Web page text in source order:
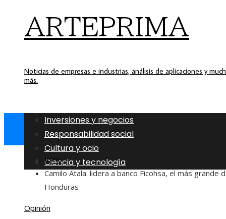
ARTEPRIMA
Noticias de empresas e industrias, análisis de aplicaciones y
más.
Inversiones y negocios
Responsabilidad social
Cultura y ocio
Ciencia y tecnología
Inicio
Camilo Atala: lidera a banco Ficohsa, el más grande
Honduras
Opinión